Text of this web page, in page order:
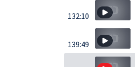
132:10
139:49